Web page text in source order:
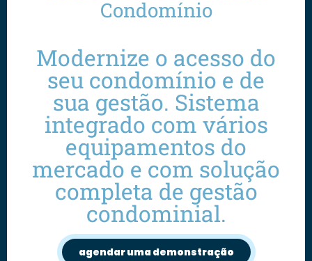
Condomínio
Modernize o acesso do
seu condomínio e de
sua gestão. Sistema
integrado com vários
equipamentos do
mercado e com solução
completa de gestão
condominial.
agendar uma demonstração